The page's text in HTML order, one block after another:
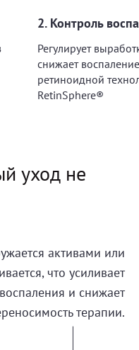
2. Контроль
Регулирует
снижает
ретиноидной
RetinSphere®
уход не
активами или
что усиливает
воспаления и снижает
терапии.